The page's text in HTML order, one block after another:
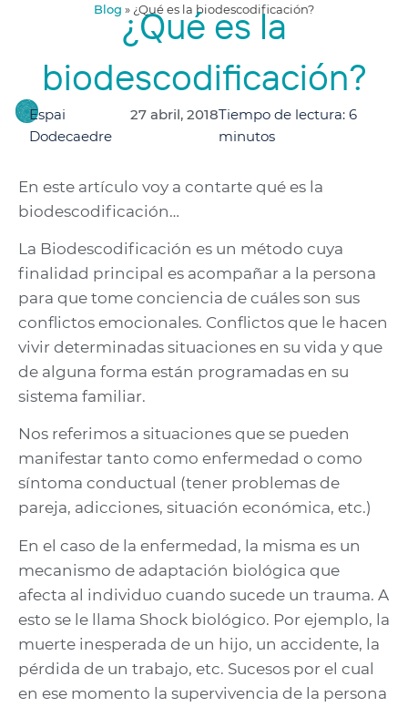
Blog » ¿Qué es la biodescodificación?
¿Qué es la
biodescodificación?
Espai
Dodecaedre
27 abril, 2018Tiempo de lectura: 6
minutos
En este artículo voy a contarte qué es la
biodescodificación…
La Biodescodificación es un método cuya
finalidad principal es acompañar a la persona
para que tome conciencia de cuáles son sus
conflictos emocionales. Conflictos que le hacen
vivir determinadas situaciones en su vida y que
de alguna forma están programadas en su
sistema familiar.
Nos referimos a situaciones que se pueden
manifestar tanto como enfermedad o como
síntoma conductual (tener problemas de
pareja, adicciones, situación económica, etc.)
En el caso de la enfermedad, la misma es un
mecanismo de adaptación biológica que
afecta al individuo cuando sucede un trauma. A
esto se le llama Shock biológico. Por ejemplo, la
muerte inesperada de un hijo, un accidente, la
pérdida de un trabajo, etc. Sucesos por el cual
en ese momento la supervivencia de la persona